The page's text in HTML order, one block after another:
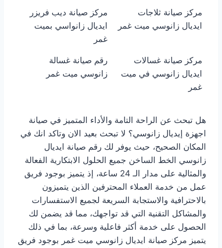
مركز صيانة ثلاجات
ايديال زانوسي ميت غمر
مركز صيانة ديب فريزر
ايديال زانواسي بميت
غمر
مركز صيانة غسالات
ايديال زانوسي في ميت
غمر
رقم صيانة غسالة
زانوسي ميت غمر
هل تبحث عن الراحة التامة والأداء المتميز في صيانة
اجهزة إيديال زانوسي؟ لا تبحث بعيد الان وتاكد انك في
المكان الصحيح، حيث يوفر لك رقم صيانة ايديال
زانوسي الخط الساخن جميع الحلول الابتكارية الفعالة
والمثالية على مدار الـ 24 ساعة، إذ يتميز بوجود فريق
عمل من خدمة العملاء المحترفين الذين يتميزون
بالاحترافية والاستجابة السريعة لجميع الاستفسارات
والمشاكل التقنية التي قد تواجهك، مما قد يضمن لك
الحصول على خدمة أكثر فاعلية وسرعة، بما في ذلك
يتميز مركز صيانة ايديال زانوسي ميت غمر بوجود فريق